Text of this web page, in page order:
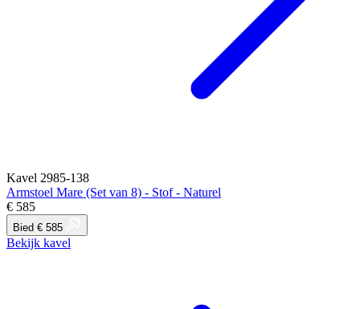
Kavel 2985-138
Armstoel Mare (Set van 8) - Stof - Naturel
€ 585
Bied € 585
Bekijk kavel